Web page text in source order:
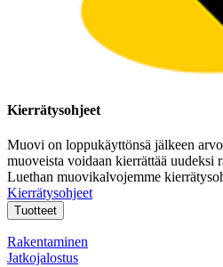
Kierrätysohjeet
Muovi on loppukäyttönsä jälkeen
muoveista voidaan kierrättää uudeksi
Luethan muovikalvojemme
Kierrätysohjeet
Tuotteet
Rakentaminen
Jatkojalostus